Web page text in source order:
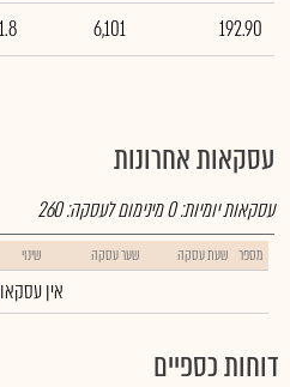
192.90
6,101
עסקאות אחרונות
עסקאות יומיות:0מינימום לעסקה:260
מספר שעת עסקה שער עסקה שינוי
אין
דוחות כספיים